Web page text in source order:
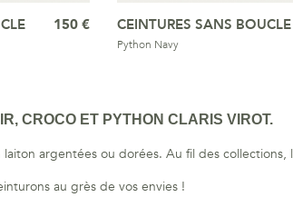
150 € CEINTURES SANS BOUCLE
Python Navy
CROCO ET PYTHON CLARIS VIROT.
argentées ou dorées. Au fil des collections,
au grès de vos envies !